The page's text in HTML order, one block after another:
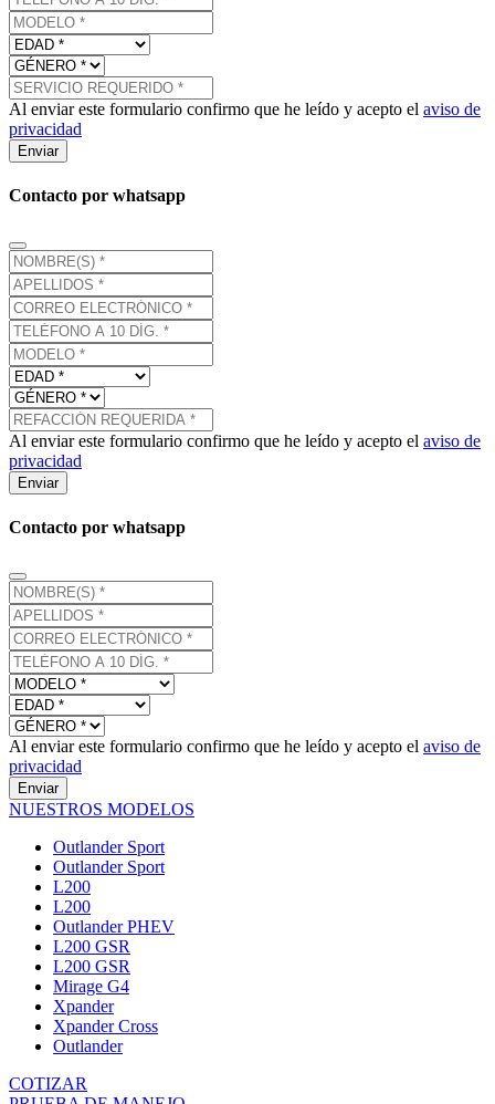
Al enviar este formulario confirmo que he leído y acepto el aviso de
privacidad
Enviar
Contacto por whatsapp
Al enviar este formulario confirmo que he leído y acepto el aviso de
privacidad
Enviar
Contacto por whatsapp
Al enviar este formulario confirmo que he leído y acepto el aviso de
privacidad
Enviar
NUESTROS MODELOS
Outlander Sport
Outlander Sport
L200
L200
Outlander PHEV
L200 GSR
L200 GSR
Mirage G4
Xpander
Xpander Cross
Outlander
COTIZAR